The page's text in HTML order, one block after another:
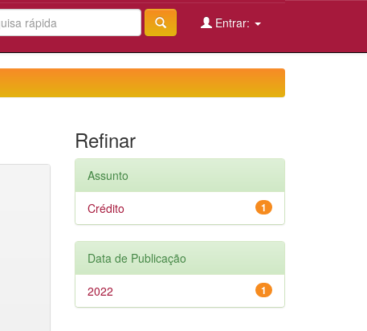
Entrar:
Refinar
Assunto
1
Crédito
Data de Publicação
1
2022